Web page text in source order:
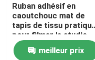
Ruban adhésif en
caoutchouc mat de
tapis de tissu
pour filmer le studio
meilleur prix